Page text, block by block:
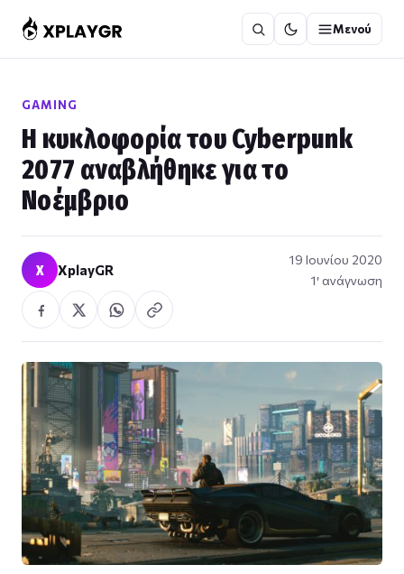
στο
περιεχόμενο
Μενού
GAMING
Η κυκλοφορία του Cyberpunk
2077 αναβλήθηκε για το
Νοέμβριο
X XplayGR
19 Ιουνίου 2020
1′ ανάγνωση